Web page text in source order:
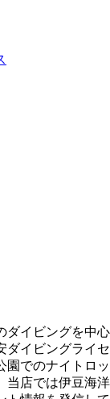
ダイビングを中心
ダイビングライセ
園でのナイトロッ
当店では伊豆海洋